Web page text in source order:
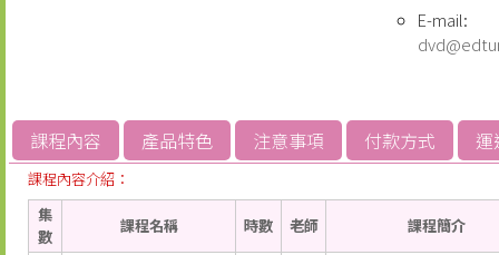
E-mail:
課程內容 產品特色 注意事項 付款方式 運
課程內容介紹：
集
數
課程名稱 時數 老師 課程簡介